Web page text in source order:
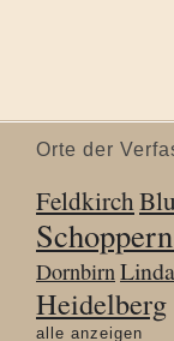
Orte der
Feldkirch
Dornbirn
Heidelberg
alle anzeigen